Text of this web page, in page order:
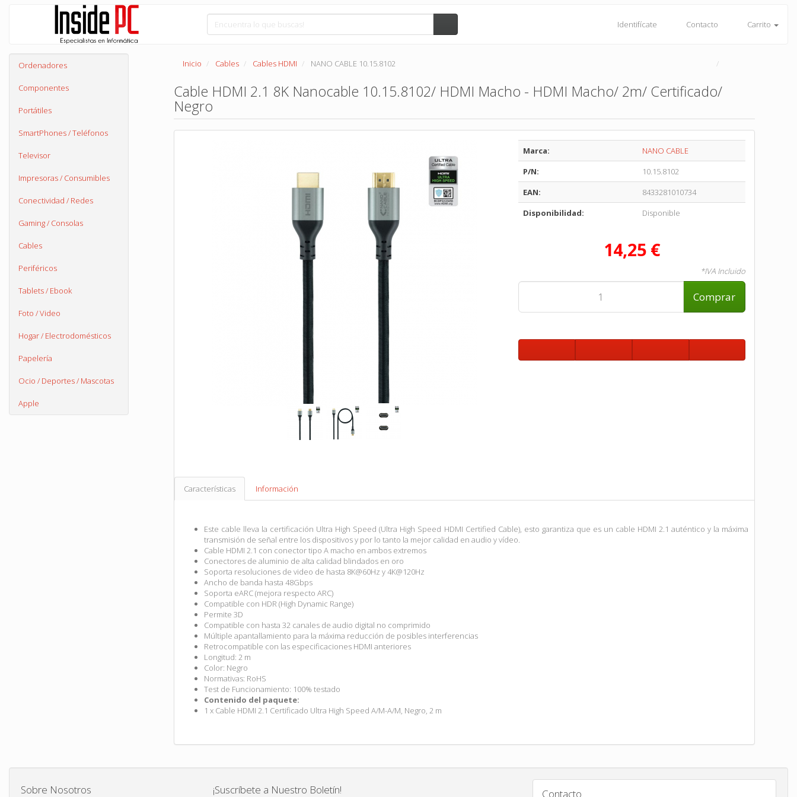
Identifícate Contacto Carrito
Ordenadores
Componentes
Portátiles
SmartPhones / Teléfonos
Televisor
Impresoras / Consumibles
Conectividad / Redes
Gaming / Consolas
Cables
Periféricos
Tablets / Ebook
Foto / Video
Hogar / Electrodomésticos
Papelería
Ocio / Deportes / Mascotas
Apple
Inicio Cables Cables HDMI NANO CABLE 10.15.8102
Cable HDMI 2.1 8K Nanocable 10.15.8102/ HDMI Macho - HDMI Macho/ 2m/ Certificado/
Negro
Marca:
NANO CABLE
P/N:
10.15.8102
EAN:
8433281010734
Disponibilidad:
Disponible
14,25 €
*IVA Incluido
Comprar
Características Información
Este cable lleva la certificación Ultra High Speed (Ultra High Speed HDMI Certified Cable), esto garantiza que es un cable HDMI 2.1 auténtico y la máxima
transmisión de señal entre los dispositivos y por lo tanto la mejor calidad en audio y vídeo.
Cable HDMI 2.1 con conector tipo A macho en ambos extremos
Conectores de aluminio de alta calidad blindados en oro
Soporta resoluciones de video de hasta 8K@60Hz y 4K@120Hz
Ancho de banda hasta 48Gbps
Soporta eARC (mejora respecto ARC)
Compatible con HDR (High Dynamic Range)
Permite 3D
Compatible con hasta 32 canales de audio digital no comprimido
Múltiple apantallamiento para la máxima reducción de posibles interferencias
Retrocompatible con las especificaciones HDMI anteriores
Longitud: 2 m
Color: Negro
Normativas: RoHS
Test de Funcionamiento: 100% testado
Contenido del paquete:
1 x Cable HDMI 2.1 Certificado Ultra High Speed A/M-A/M, Negro, 2 m
Sobre Nosotros ¡Suscríbete a Nuestro Boletín! Contacto